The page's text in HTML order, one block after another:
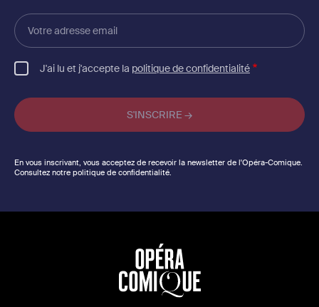
Votre
adresse
email
J'ai lu et j'accepte la politique de confidentialité
En vous inscrivant, vous acceptez de recevoir la newsletter de l'Opéra-Comique.
Consultez notre politique de confidentialité.